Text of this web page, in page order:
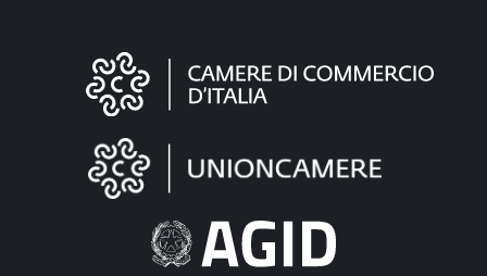
Informazioni
"Fattura
Elettronica"